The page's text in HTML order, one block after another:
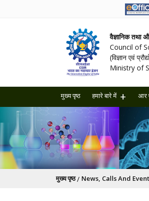
वैज्ञानिक तथा
Council of
(विज्ञान एवं
Ministry of
मुख्य पृष्ठ हमारे बारे में आर
पग चिन्ह
मुख्य पृष्ठ News, Calls And